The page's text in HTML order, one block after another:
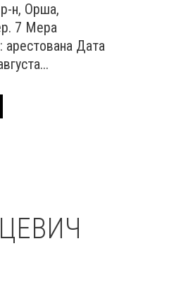
н, Орша,
7 Мера
арестована Дата